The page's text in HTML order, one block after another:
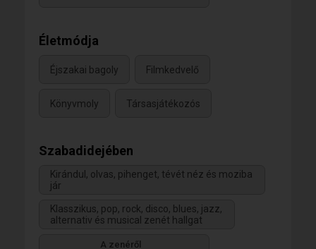
Életmódja
Éjszakai bagoly Filmkedvelő
Könyvmoly Társasjátékozós
Szabadidejében
Kirándul, olvas, pihenget, tévét néz és moziba
jár
Klasszikus, pop, rock, disco, blues, jazz,
alternativ és musical zenét hallgat
A zenéről